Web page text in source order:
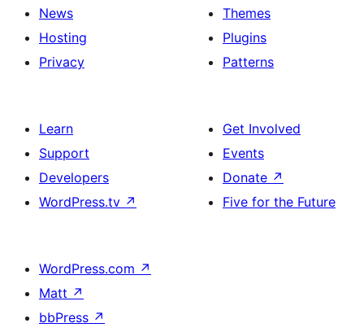
News
Hosting
Privacy
Themes
Plugins
Patterns
Learn
Support
Developers
WordPress.tv ↗
Get Involved
Events
Donate ↗
Five for the Future
WordPress.com ↗
Matt ↗
bbPress ↗